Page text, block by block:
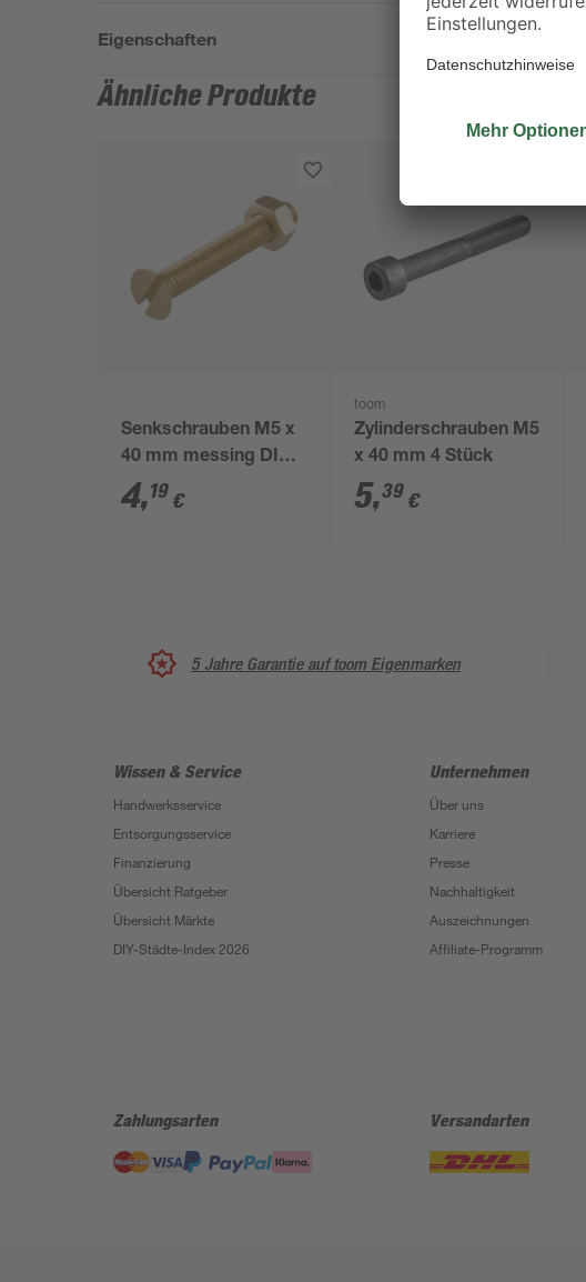
Eigenschaften
Ähnliche Produkte
Senkschrauben M5 x
40 mm messing DIN
963 4 Stück
4,19 €
toom
Zylinderschrauben M5
x 40 mm 4 Stück
5,39 €
5 Jahre Garantie auf toom Eigenmarken
Wissen & Service
Handwerksservice
Entsorgungsservice
Finanzierung
Übersicht Ratgeber
Übersicht Märkte
DIY-Städte-Index 2026
Unternehmen
Über uns
Karriere
Presse
Nachhaltigkeit
Auszeichnungen
Affiliate-Programm
Zahlungsarten Versandarten